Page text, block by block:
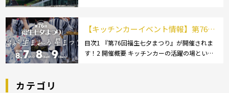
チンカー:1t～ […]
【キッチンカーイベント情報】第76回
福生七夕まつりが開催されます！
目次1 『第76回福生七夕まつり』が開催されま
す！2 開催概要 キッチンカーの活躍の場といえ
カテゴリ